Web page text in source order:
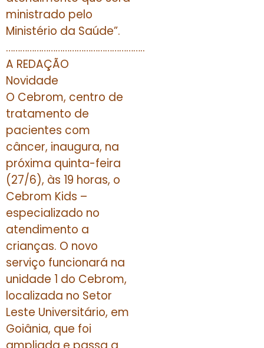
ministrado pelo
Ministério da Saúde”.
…………………………………………………..
A REDAÇÃO
Novidade
O Cebrom, centro de
tratamento de
pacientes com
câncer, inaugura, na
próxima quinta-feira
(27/6), às 19 horas, o
Cebrom Kids –
especializado no
atendimento a
crianças. O novo
serviço funcionará na
unidade 1 do Cebrom,
localizada no Setor
Leste Universitário, em
Goiânia, que foi